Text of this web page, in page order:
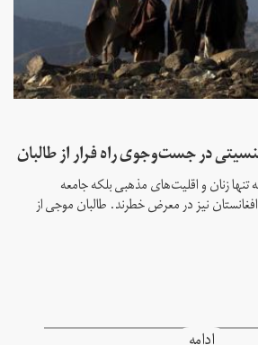
در جست‌و‌جوی راه فرار از طالبان
تنها زنان و اقلیت‌های مذهبی بلکه جامعه
نیز در معرض خطرند. طالبان موجی از